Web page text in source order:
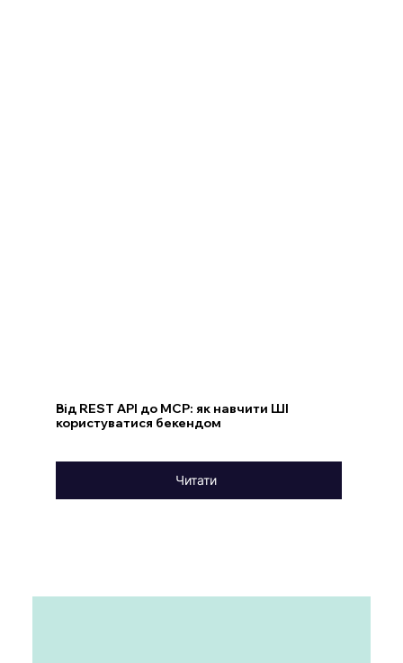
Від REST API до MCP: як навчити ШІ
користуватися бекендом
Читати